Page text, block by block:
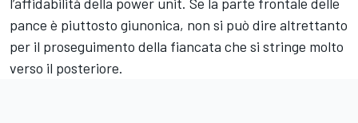
pance è piuttosto giunonica, non si può dire altrettanto
per il proseguimento della fiancata che si stringe molto
verso il posteriore.